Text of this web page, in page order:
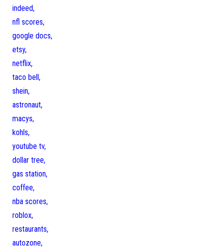
indeed,
nfl scores,
google docs,
etsy,
netflix,
taco bell,
shein,
astronaut,
macys,
kohls,
youtube tv,
dollar tree,
gas station,
coffee,
nba scores,
roblox,
restaurants,
autozone,